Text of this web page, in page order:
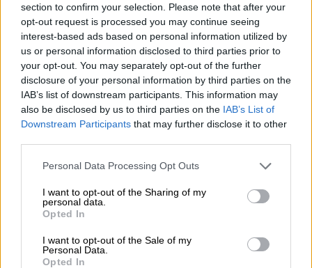
section to confirm your selection. Please note that after your
opt-out request is processed you may continue seeing
interest-based ads based on personal information utilized by
us or personal information disclosed to third parties prior to
your opt-out. You may separately opt-out of the further
disclosure of your personal information by third parties on the
IAB’s list of downstream participants. This information may
also be disclosed by us to third parties on the IAB’s List of
Downstream Participants that may further disclose it to other
Please note that this website/app uses one or more Google
not limited to your visit or usage behaviour. You may click to
grant or deny consent to Google and its third-party tags to
use your data for below specified purposes in below Google
consent section.
Personal Data Processing Opt Outs
I want to opt-out of the Sharing of my
personal data.
Opted In
I want to opt-out of the Sale of my
Personal Data.
Opted In
κλεισμένοι στα σπίτια τους, έχουν
ελάχιστες επιλογές δραστηριοτήτων και το
Boccia είναι ένα τόσο ευχάριστο άθλημα και
διασκεδαστικό, διέξοδος για άτομα που
μοιάζει να μην έχουν διαφυγή».
Το ταξίδι που ξεκίνησε το 2007 και το
Στο μεταξύ, παράλληλα με τις σπουδές της
στην αρχιτεκτονική, η κ. Καστρινάκη, όχι
μόνο συνέχισε το εθελοντικό της έργο, αλλά
διευρύνοντας τους ορίζοντές της πάνω στο
κομμάτι αυτό, ανακάλυπτε ολοένα και πιο
έντονα ότι η ειδική αγωγή είναι το πεδίο με